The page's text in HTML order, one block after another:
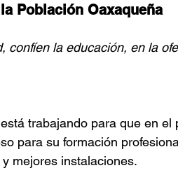
Población Oaxaqueña
confíen la educación, en la
trabajando para que en el
para su formación
mejores instalaciones.